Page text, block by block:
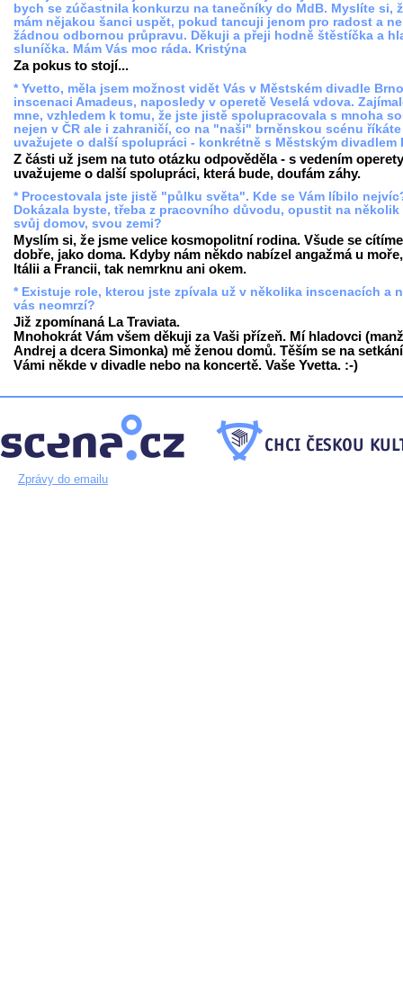
bych se zúčastnila konkurzu na tanečníky do MdB. Myslíte si,
mám nějakou šanci uspět, pokud tancuji jenom pro radost a
žádnou odbornou průpravu. Děkuji a přeji hodně štěstíčka a
sluníčka. Mám Vás moc ráda. Kristýna
Za pokus to stojí...
* Yvetto, měla jsem možnost vidět Vás v Městském divadle
inscenaci Amadeus, naposledy v operetě Veselá vdova.
mne, vzhledem k tomu, že jste jistě spolupracovala s mnoha
nejen v ČR ale i zahraničí, co na "naši" brněnskou scénu říkáte
uvažujete o další spolupráci - konkrétně s Městským divadlem
Z části už jsem na tuto otázku odpověděla - s vedením operety
uvažujeme o další spolupráci, která bude, doufám záhy.
* Procestovala jste jistě "půlku světa". Kde se Vám líbilo
Dokázala byste, třeba z pracovního důvodu, opustit na několik
svůj domov, svou zemi?
Myslím si, že jsme velice kosmopolitní rodina. Všude se cítíme
dobře, jako doma. Kdyby nám někdo nabízel angažmá u
Itálii a Francii, tak nemrknu ani okem.
* Existuje role, kterou jste zpívala už v několika inscenacích a
vás neomrzí?
Již zpomínaná La Traviata.
Mnohokrát Vám všem děkuji za Vaši přízeň. Mí hladovci
Andrej a dcera Simonka) mě ženou domů. Těším se na
Vámi někde v divadle nebo na koncertě. Vaše Yvetta. :-)
Zprávy do emailu